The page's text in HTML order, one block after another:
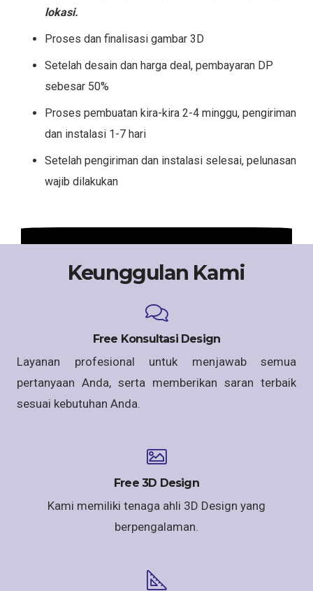
lokasi.
Proses dan finalisasi gambar 3D
Setelah desain dan harga deal, pembayaran DP
sebesar 50%
Proses pembuatan kira-kira 2-4 minggu, pengiriman
dan instalasi 1-7 hari
Setelah pengiriman dan instalasi selesai, pelunasan
wajib dilakukan
Keunggulan Kami
Free Konsultasi Design
Layanan profesional untuk menjawab semua
pertanyaan Anda, serta memberikan saran terbaik
sesuai kebutuhan Anda.
Free 3D Design
Kami memiliki tenaga ahli 3D Design yang
berpengalaman.